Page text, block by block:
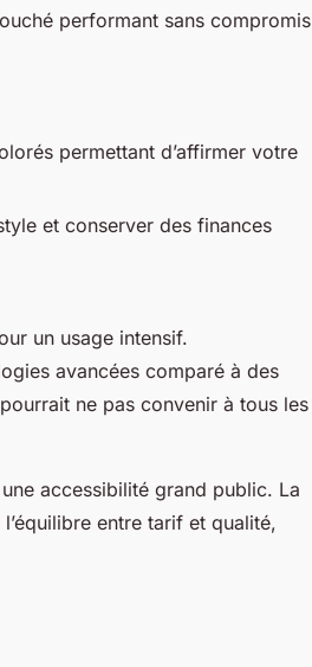
performant sans compromis
permettant d’affirmer votre
et conserver des finances
un usage intensif.
avancées comparé à des
pourrait ne pas convenir à tous les
accessibilité grand public. La
entre tarif et qualité,